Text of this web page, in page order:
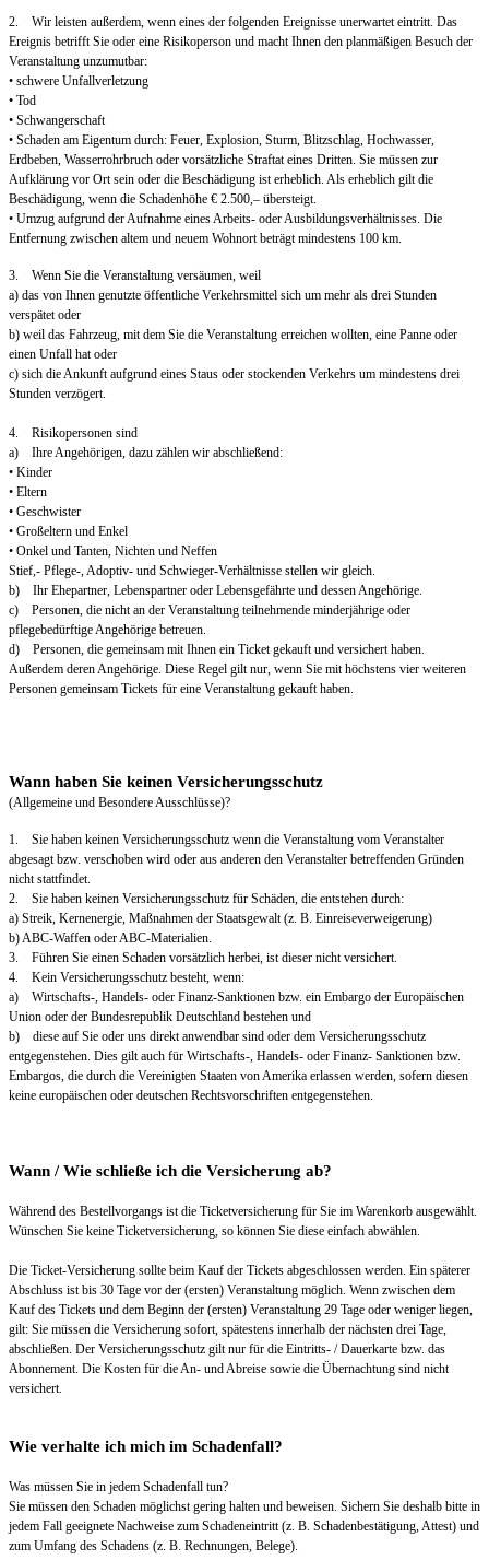
2. Wir leisten außerdem, wenn eines der folgenden Ereignisse unerwartet eintritt. Das
Ereignis betrifft Sie oder eine Risikoperson und macht Ihnen den planmäßigen Besuch der
Veranstaltung unzumutbar:
• schwere Unfallverletzung
• Tod
• Schwangerschaft
• Schaden am Eigentum durch: Feuer, Explosion, Sturm, Blitzschlag, Hochwasser,
Erdbeben, Wasserrohrbruch oder vorsätzliche Straftat eines Dritten. Sie müssen zur
Aufklärung vor Ort sein oder die Beschädigung ist erheblich. Als erheblich gilt die
Beschädigung, wenn die Schadenhöhe € 2.500,– übersteigt.
• Umzug aufgrund der Aufnahme eines Arbeits- oder Ausbildungsverhältnisses. Die
Entfernung zwischen altem und neuem Wohnort beträgt mindestens 100 km.
3. Wenn Sie die Veranstaltung versäumen, weil
a) das von Ihnen genutzte öffentliche Verkehrsmittel sich um mehr als drei Stunden
verspätet oder
b) weil das Fahrzeug, mit dem Sie die Veranstaltung erreichen wollten, eine Panne oder
einen Unfall hat oder
c) sich die Ankunft aufgrund eines Staus oder stockenden Verkehrs um mindestens drei
Stunden verzögert.
4. Risikopersonen sind
a) Ihre Angehörigen, dazu zählen wir abschließend:
• Kinder
• Eltern
• Geschwister
• Großeltern und Enkel
• Onkel und Tanten, Nichten und Neffen
Stief,- Pflege-, Adoptiv- und Schwieger-Verhältnisse stellen wir gleich.
b) Ihr Ehepartner, Lebenspartner oder Lebensgefährte und dessen Angehörige.
c) Personen, die nicht an der Veranstaltung teilnehmende minderjährige oder
pflegebedürftige Angehörige betreuen.
d) Personen, die gemeinsam mit Ihnen ein Ticket gekauft und versichert haben.
Außerdem deren Angehörige. Diese Regel gilt nur, wenn Sie mit höchstens vier weiteren
Personen gemeinsam Tickets für eine Veranstaltung gekauft haben.
Wann haben Sie keinen Versicherungsschutz
(Allgemeine und Besondere Ausschlüsse)?
1. Sie haben keinen Versicherungsschutz wenn die Veranstaltung vom Veranstalter
abgesagt bzw. verschoben wird oder aus anderen den Veranstalter betreffenden Gründen
nicht stattfindet.
2. Sie haben keinen Versicherungsschutz für Schäden, die entstehen durch:
a) Streik, Kernenergie, Maßnahmen der Staatsgewalt (z. B. Einreiseverweigerung)
b) ABC-Waffen oder ABC-Materialien.
3. Führen Sie einen Schaden vorsätzlich herbei, ist dieser nicht versichert.
4. Kein Versicherungsschutz besteht, wenn:
a) Wirtschafts-, Handels- oder Finanz-Sanktionen bzw. ein Embargo der Europäischen
Union oder der Bundesrepublik Deutschland bestehen und
b) diese auf Sie oder uns direkt anwendbar sind oder dem Versicherungsschutz
entgegenstehen. Dies gilt auch für Wirtschafts-, Handels- oder Finanz- Sanktionen bzw.
Embargos, die durch die Vereinigten Staaten von Amerika erlassen werden, sofern diesen
keine europäischen oder deutschen Rechtsvorschriften entgegenstehen.
Wann / Wie schließe ich die Versicherung ab?
Während des Bestellvorgangs ist die Ticketversicherung für Sie im Warenkorb ausgewählt.
Wünschen Sie keine Ticketversicherung, so können Sie diese einfach abwählen.
Die Ticket-Versicherung sollte beim Kauf der Tickets abgeschlossen werden. Ein späterer
Abschluss ist bis 30 Tage vor der (ersten) Veranstaltung möglich. Wenn zwischen dem
Kauf des Tickets und dem Beginn der (ersten) Veranstaltung 29 Tage oder weniger liegen,
gilt: Sie müssen die Versicherung sofort, spätestens innerhalb der nächsten drei Tage,
abschließen. Der Versicherungsschutz gilt nur für die Eintritts- / Dauerkarte bzw. das
Abonnement. Die Kosten für die An- und Abreise sowie die Übernachtung sind nicht
versichert.
Wie verhalte ich mich im Schadenfall?
Was müssen Sie in jedem Schadenfall tun?
Sie müssen den Schaden möglichst gering halten und beweisen. Sichern Sie deshalb bitte in
jedem Fall geeignete Nachweise zum Schadeneintritt (z. B. Schadenbestätigung, Attest) und
zum Umfang des Schadens (z. B. Rechnungen, Belege).